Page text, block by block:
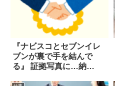
『ナビスコとセブンイレ
ブンが裏で手を結んで
る』 証拠写真に…納